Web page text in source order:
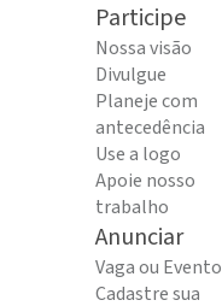
Participe
Nossa visão
Divulgue
Planeje com
antecedência
Use a logo
Apoie nosso
trabalho
Anunciar
Vaga ou Evento
Cadastre sua